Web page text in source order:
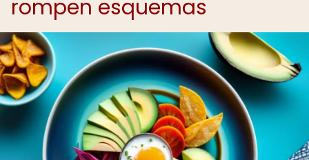
rompen esquemas